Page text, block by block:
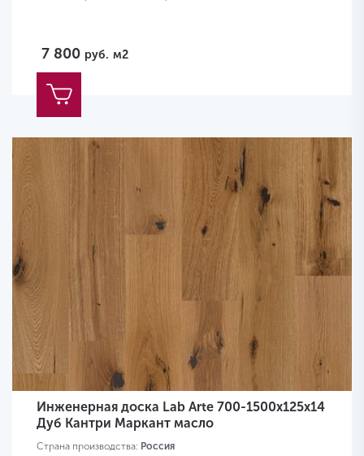
7 800 руб. м2
Инженерная доска Lab Arte 700-1500х125х14
Дуб Кантри Маркант масло
Страна производства: Россия